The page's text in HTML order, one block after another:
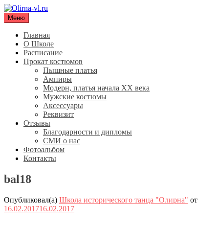
Перейти
содержимому
Olirna-vl.ru
Школа исторического танца "Олирна"
Меню
Главная
О Школе
Расписание
Прокат костюмов
Пышные платья
Ампиры
Модерн, платья начала XX века
Мужские костюмы
Аксессуары
Реквизит
Отзывы
Благодарности и дипломы
СМИ о нас
Фотоальбом
Контакты
bal18
Опубликовал(а) Школа исторического танца "Олирна" от
16.02.201716.02.2017